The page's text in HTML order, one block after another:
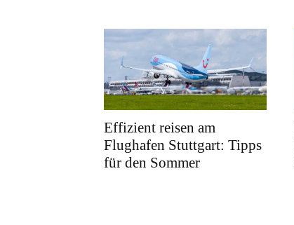
Effizient reisen am
Flughafen Stuttgart: Tipps
für den Sommer